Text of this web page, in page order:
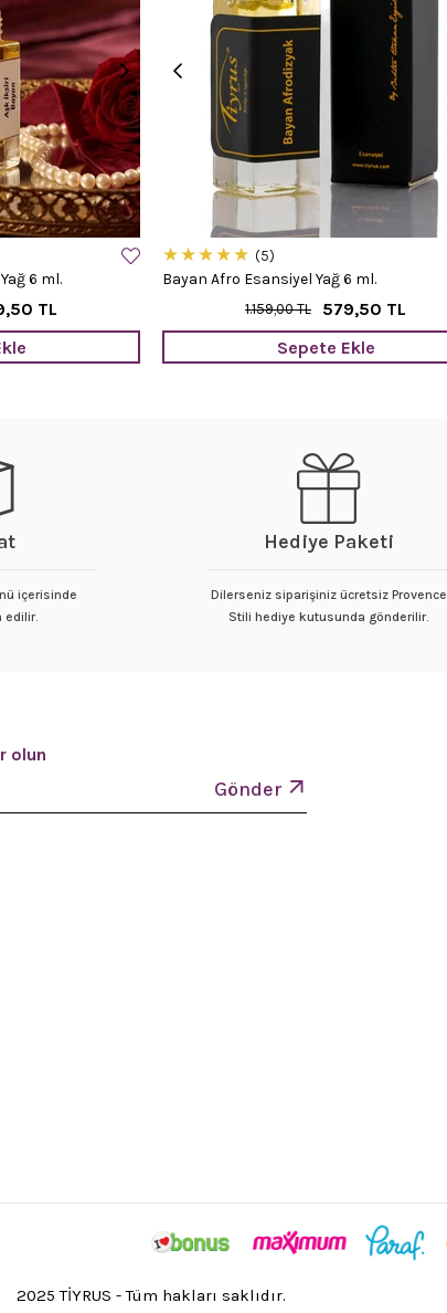
6 ml.
TL
Bayan Afro Esansiyel Yağ 6 ml.
★★★★★ 5
579,50 TL
1.159,00 TL
Sepete Ekle
içerisinde
edilir.
Hediye Paketi
Dilerseniz siparişiniz ücretsiz Provence
Stili hediye kutusunda gönderilir.
olun
Gönder
2025 TİYRUS - Tüm hakları saklıdır.